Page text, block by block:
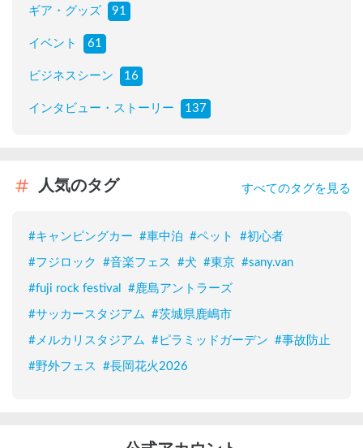
ギア・グッズ 91
イベント 61
ビジネスシーン 16
インタビュー・ストーリー 137
人気のタグ すべてのタグを見る
#キャンピングカー #車中泊 #ペット #初心者
#フジロック #音楽フェス #犬 #東京 #sany.van
#fuji rock festival #鹿島アントラーズ
#サッカースタジアム #茨城県鹿嶋市
#メルカリスタジアム #ピラミッドガーデン #事故防止
#野外フェス #長岡花火2026